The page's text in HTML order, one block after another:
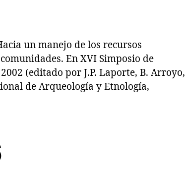
un manejo de los recursos
En XVI Simposio de
(editado por J.P. Laporte, B. Arroyo,
de Arqueología y Etnología,